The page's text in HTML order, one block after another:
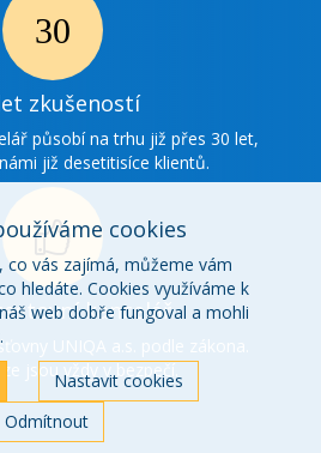
30 Ikonka
zkušenosti
zkušeností
působí na trhu již přes 30 let,
již desetitisíce klientů.
Ikonka
o
nás
kancelář
UNIQA a.s. podle zákona.
jsou vždy v bezpečí.
cookies
co vás zajímá, můžeme vám
hledáte. Cookies využíváme k
web dobře fungoval a mohli
Nastavit cookies
Odmítnout